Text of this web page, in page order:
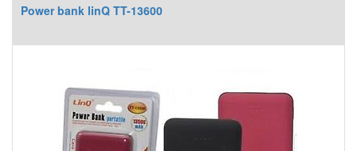
Power bank linQ TT-13600